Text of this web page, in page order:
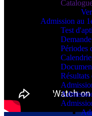
Admission au
Test
Périodes